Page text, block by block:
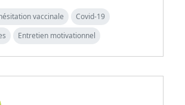
vaccinale
Covid-19
Entretien motivationnel